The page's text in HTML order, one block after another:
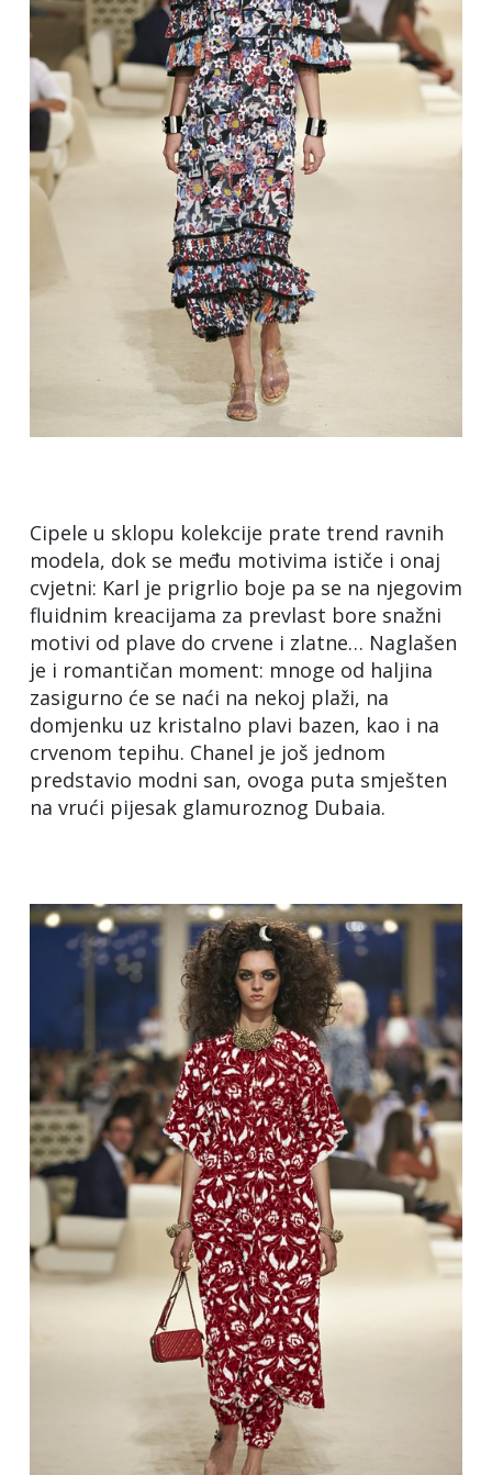
Cipele u sklopu kolekcije prate trend ravnih
modela, dok se među motivima ističe i onaj
cvjetni: Karl je prigrlio boje pa se na njegovim
fluidnim kreacijama za prevlast bore snažni
motivi od plave do crvene i zlatne… Naglašen
je i romantičan moment: mnoge od haljina
zasigurno će se naći na nekoj plaži, na
domjenku uz kristalno plavi bazen, kao i na
crvenom tepihu. Chanel je još jednom
predstavio modni san, ovoga puta smješten
na vrući pijesak glamuroznog Dubaia.